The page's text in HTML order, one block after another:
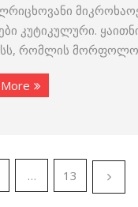
კუტი­კულური.
რომლის
… 13